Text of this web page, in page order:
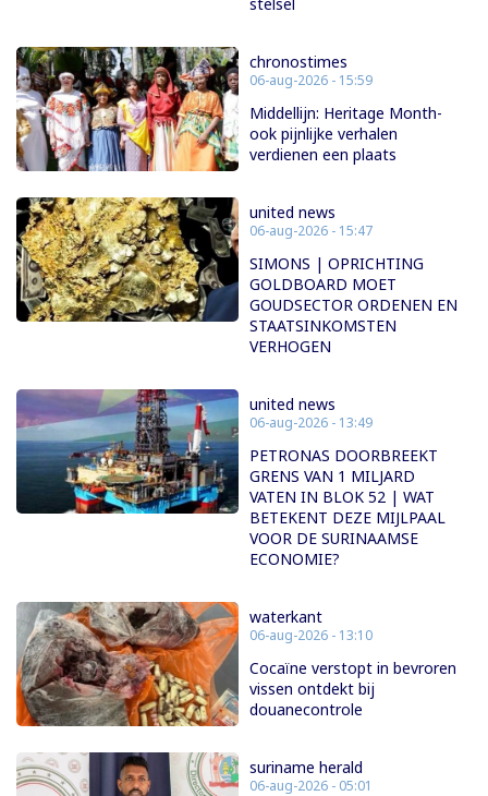
chronostimes
06-aug-2026 - 15:59
Middellijn: Heritage Month-
ook pijnlijke verhalen
verdienen een plaats
united news
06-aug-2026 - 15:47
SIMONS | OPRICHTING
GOLDBOARD MOET
GOUDSECTOR ORDENEN EN
STAATSINKOMSTEN
VERHOGEN
united news
06-aug-2026 - 13:49
PETRONAS DOORBREEKT
GRENS VAN 1 MILJARD
VATEN IN BLOK 52 | WAT
BETEKENT DEZE MIJLPAAL
VOOR DE SURINAAMSE
ECONOMIE?
waterkant
06-aug-2026 - 13:10
Cocaïne verstopt in bevroren
vissen ontdekt bij
douanecontrole
suriname herald
06-aug-2026 - 05:01